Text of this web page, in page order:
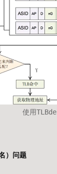
使用TLBde
）问题